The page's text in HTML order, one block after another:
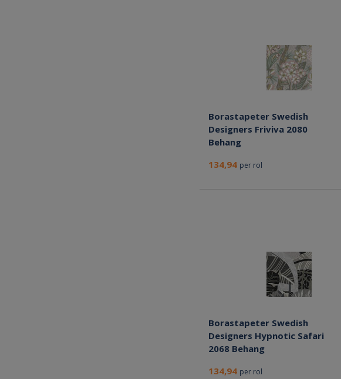
Borastapeter Swedish
Designers Friviva 2080
Behang
134,94 per rol
Borastapeter Swedish
Designers Hypnotic Safari
2068 Behang
134,94 per rol